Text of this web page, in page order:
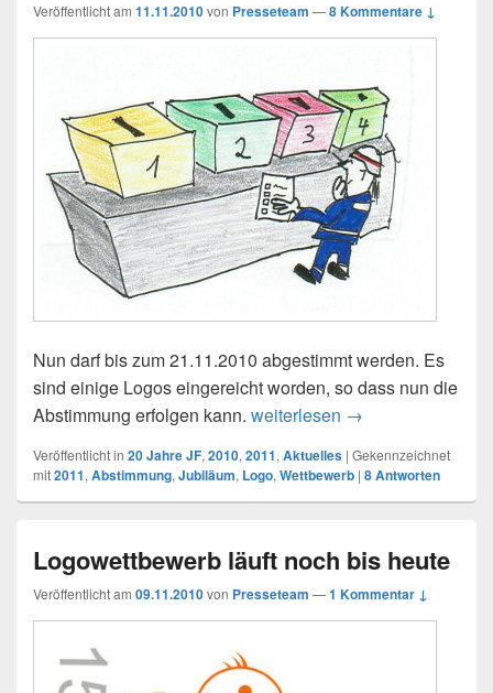
Veröffentlicht am 11.11.2010von Presseteam —8 Kommentare ↓
Nun darf bis zum 21.11.2010 abgestimmt werden. Es
sind einige Logos eingereicht worden, so dass nun die
Abstimmung erfolgen kann. weiterlesen Abstimmung über
→
Veröffentlicht in 20 Jahre JF, 2010, 2011, Aktuelles | Gekennzeichnet
mit2011, Abstimmung, Jubiläum, Logo, Wettbewerb | 8Antworten
Logowettbewerb läuft noch bis heute
Veröffentlicht am 09.11.2010von Presseteam —1 Kommentar ↓